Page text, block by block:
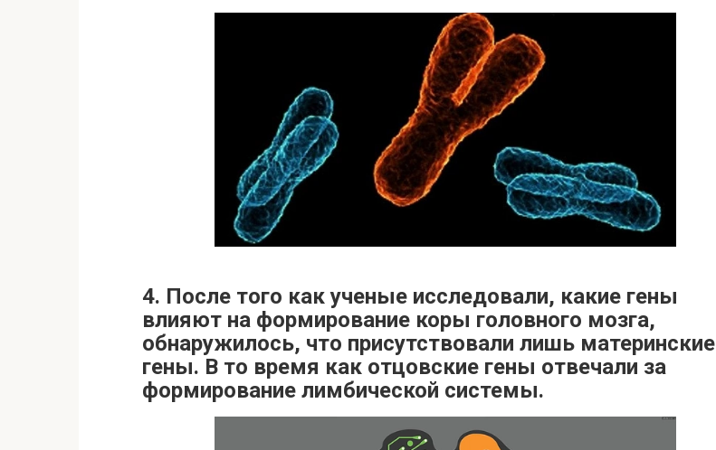
4. После того как ученые исследовали, какие гены
влияют на формирование коры головного мозга,
обнаружилось, что присутствовали лишь материнские
гены. В то время как отцовские гены отвечали за
формирование лимбической системы.